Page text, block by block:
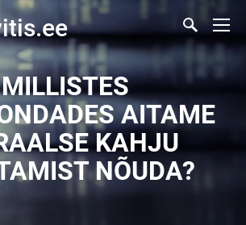
MILLISTES
AITAME
KAHJU
NÕUDA?